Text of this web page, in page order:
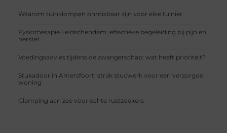
Waarom tuinklompen onmisbaar zijn voor elke tuinier
Fysiotherapie Leidschendam: effectieve begeleiding bij pijn en
herstel
Voedingsadvies tijdens de zwangerschap: wat heeft prioriteit?
Stukadoor in Amersfoort: strak stucwerk voor een verzorgde
woning
Glamping aan zee voor echte rustzoekers